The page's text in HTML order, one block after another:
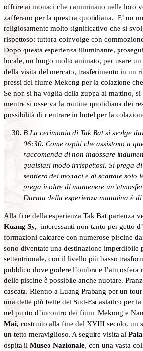
offrire ai monaci che camminano nelle loro
zafferano per la questua quotidiana. E’ un
religiosamente molto significativo che si
rispettoso: tuttora coinvolge con
Dopo questa esperienza illuminante,
locale, un luogo molto animato, per usare
della visita del mercato, trasferimento in un
pressi del fiume Mekong per la colazione
Se non si ha voglia della zuppa al mattino,
mentre si osserva la routine quotidiana dei
possibilità di rientrare in hotel per la
B La cerimonia di Tak Bat si svolge
06:30. Come ospiti che assistono a
raccomanda di non indossare
qualsiasi modo irrispettosi. Si prega
sentiero dei monaci e di scattare solo
prega inoltre di mantenere
Durata della esperienza mattutina è di
Alla fine della esperienza Tak Bat partenza
Kuang Sy, interessanti non tanto per getto
formazioni calcaree con numerose piscine
sono diventate una destinazione imperdibile
settentrionale, con il livello più basso
pubblico dove godere l’ombra e l’atmosfera
delle piscine è possibile anche nuotare.
cascata. Rientro a Luang Prabang per un
una delle più belle del Sud-Est asiatico per
nel punto d’incontro dei fiumi Mekong e
Mai, costruito alla fine del XVIII secolo, un
un tetto meraviglioso. A seguire visita al
ospita il Museo Nazionale, con una vasta